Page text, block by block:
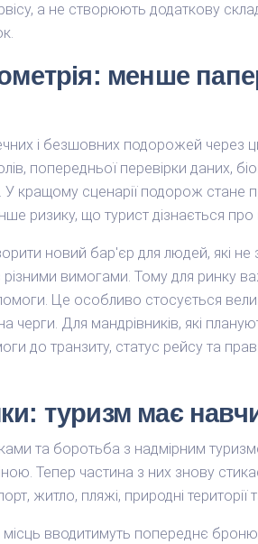
а не створюють додаткову
менше
і безшовних подорожей через
попередньої перевірки даних,
кращому сценарії подорож стане
ризику, що турист дізнається про
новий бар'єр для людей, які
вимогами. Тому для ринку
Це особливо стосується
Для мандрівників, які
до транзиту, статус рейсу та
туризм має
та боротьба з надмірним
Тепер частина з них знову
житло, пляжі, природні території
вводитимуть попереднє